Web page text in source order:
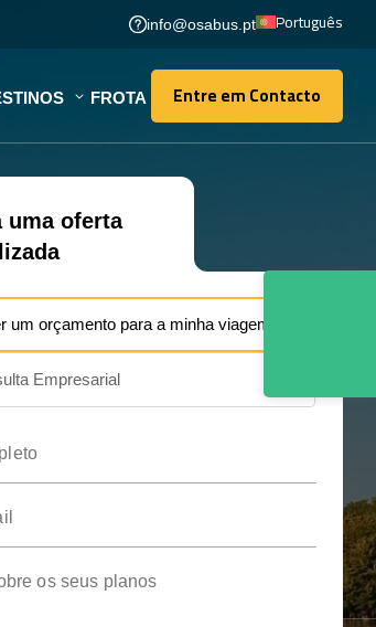
info@osabus.pt Português
FROTA Entre em Contacto
Entre em Contacto
uma oferta
um orçamento para a minha viagem
Empresarial